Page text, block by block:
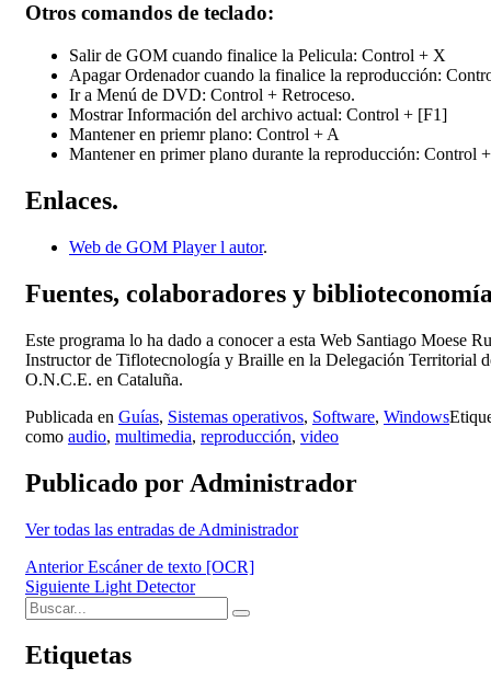
Otros comandos de teclado:
Salir de GOM cuando finalice la Pelicula: Control + X
Apagar Ordenador cuando la finalice la reproducción:
Ir a Menú de DVD: Control + Retroceso.
Mostrar Información del archivo actual: Control + [F1]
Mantener en priemr plano: Control + A
Mantener en primer plano durante la reproducción: Control
Enlaces.
Web de GOM Player l autor.
Fuentes, colaboradores y
Este programa lo ha dado a conocer a esta Web Santiago Moese
Instructor de Tiflotecnología y Braille en la Delegación Territorial
O.N.C.E. en Cataluña.
Publicada en Guías, Sistemas operativos, Software, Windows
como audio, multimedia, reproducción, video
Publicado por Administrador
Ver todas las entradas de Administrador
Navegación
de
entradas
Anterior Escáner de texto [OCR]
Siguiente Light Detector
Buscar:
Buscar
Etiquetas